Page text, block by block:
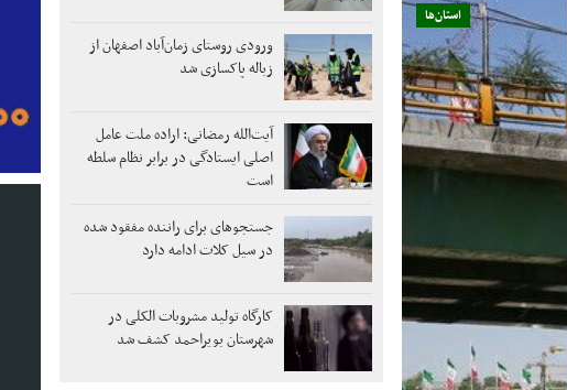
استان‌ها
ورودی روستای زمان‌آباد اصفهان از
زباله پاکسازی شد
آیت‌الله رمضانی: اراده ملت عامل
اصلی ایستادگی در برابر نظام سلطه
است
جستجوهای برای راننده مفقود شده
در سیل کلات ادامه دارد
کارگاه تولید مشروبات الکلی در
شهرستان بویراحمد کشف شد